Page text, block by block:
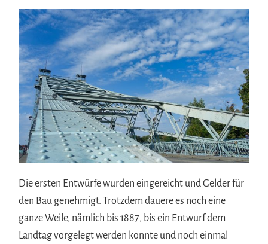
Die ersten Entwürfe wurden eingereicht und Gelder für
den Bau genehmigt. Trotzdem dauere es noch eine
ganze Weile, nämlich bis 1887, bis ein Entwurf dem
Landtag vorgelegt werden konnte und noch einmal